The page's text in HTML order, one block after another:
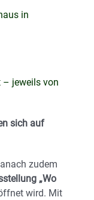
in
– jeweils von
sich auf
zudem
„Wo
wird. Mit